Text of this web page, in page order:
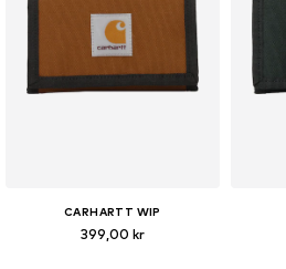
CARHARTT WIP
399,00 kr